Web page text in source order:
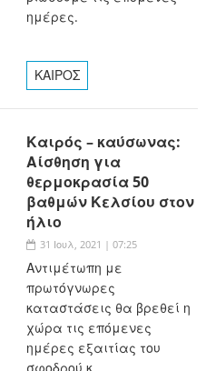
ημέρες.
ΚΑΙΡΟΣ
Καιρός – καύσωνας:
Αίσθηση για
θερμοκρασία 50
βαθμών Κελσίου στον
ήλιο
31 Ιουλ, 2021 | 07:25
Αντιμέτωπη με
πρωτόγνωρες
καταστάσεις θα βρεθεί η
χώρα τις επόμενες
ημέρες εξαιτίας του